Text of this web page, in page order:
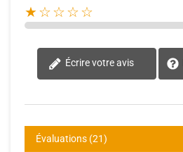
★☆☆☆☆
Écrire votre avis
Évaluations (21)